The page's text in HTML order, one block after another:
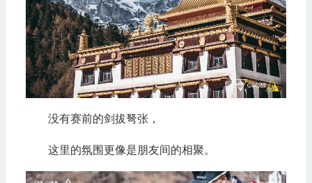
没有赛前的剑拔弩张，
这里的氛围更像是朋友间的相聚。